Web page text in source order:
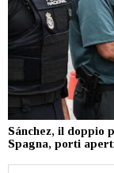
Sánchez, il doppio
Spagna, porti